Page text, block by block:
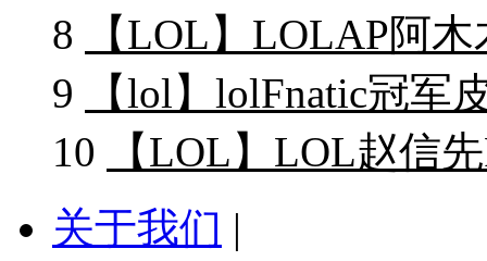
8
【LOL】LOLAP阿
9
【lol】lolFnatic冠军
10
【LOL】LOL赵信
关于我们 |